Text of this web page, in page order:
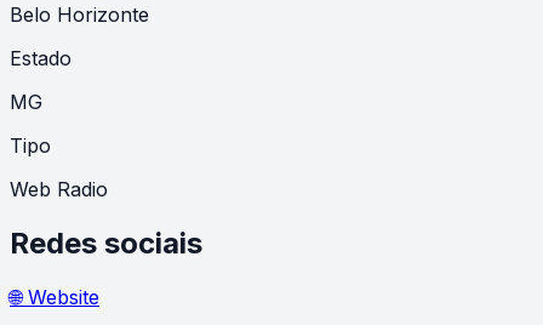
Belo Horizonte
Estado
MG
Tipo
Web Radio
Redes sociais
🌐 Website